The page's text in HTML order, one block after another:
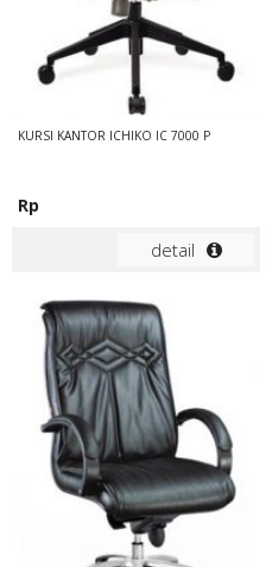
KURSI KANTOR ICHIKO IC 7000 P
Rp
detail